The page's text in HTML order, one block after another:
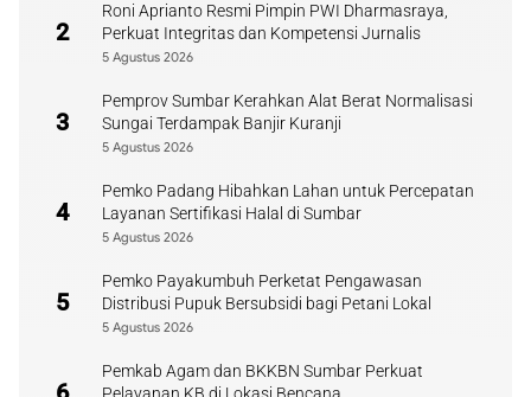
2
Roni Aprianto Resmi Pimpin PWI Dharmasraya,
Perkuat Integritas dan Kompetensi Jurnalis
5 Agustus 2026
3
Pemprov Sumbar Kerahkan Alat Berat Normalisasi
Sungai Terdampak Banjir Kuranji
5 Agustus 2026
4
Pemko Padang Hibahkan Lahan untuk Percepatan
Layanan Sertifikasi Halal di Sumbar
5 Agustus 2026
5
Pemko Payakumbuh Perketat Pengawasan
Distribusi Pupuk Bersubsidi bagi Petani Lokal
5 Agustus 2026
Pemkab Agam dan BKKBN Sumbar Perkuat